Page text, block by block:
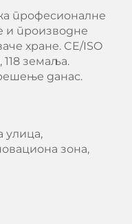
професионалне
и производне
хране. CE/ISO
земаља.
данас.
улица,
зона,